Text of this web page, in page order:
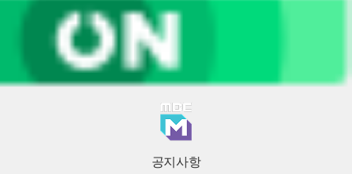
공지사항